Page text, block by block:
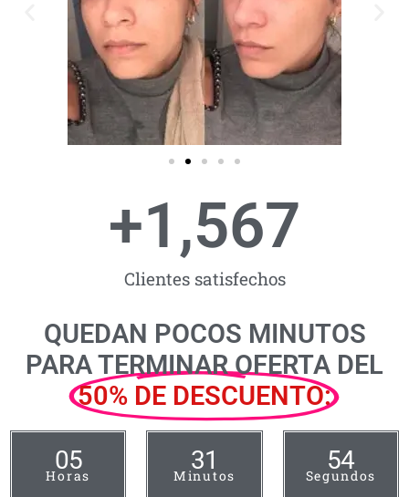
Clientes satisfechos
+1,567
QUEDAN POCOS MINUTOS
PARA TERMINAR OFERTA DEL
50% DE DESCUENTO:
05
Horas
31
Minutos
53
Segundos